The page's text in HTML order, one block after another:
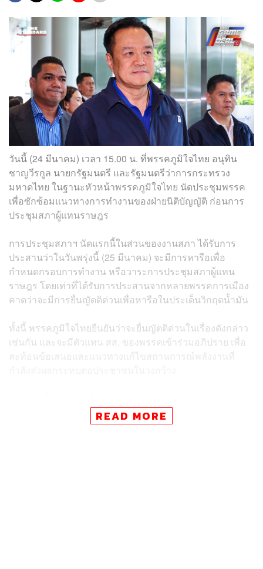
วันนี้ (24 มีนาคม) เวลา 15.00 น. ที่พรรคภูมิใจไทย อนุทิน
ชาญวีรกูล นายกรัฐมนตรี และรัฐมนตรีว่าการกระทรวง
มหาดไทย ในฐานะหัวหน้าพรรคภูมิใจไทย นัดประชุมพรรค
เพื่อซักซ้อมแนวทางการทำงานของฝ่ายนิติบัญญัติ ก่อนการ
ประชุมสภาผู้แทนราษฎร
การประชุมสภาฯ นัดแรกนี้ในส่วนของงานสภา ได้รับการ
ประสานว่าในวันพรุ่งนี้ (25 มีนาคม) จะมีการหารือเพื่อ
กำหนดกรอบการทำงาน หรือวาระการประชุมสภาผู้แทน
ราษฎร โดยเท่าที่ได้รับการประสานจากหลายพรรคการเมือง
คาดว่าจะมีการยื่นญัตติด่วนเพื่อหารือในประเด็นวิกฤตน้ำมัน
ทั้งนี้ พรรคภูมิใจไทยยืนยันว่าจะยื่นญัตติด่วนในเรื่องดังกล่าว
เช่นกัน และจะมีตัวแทน สส. ของพรรคเข้าร่วมอภิปราย เพื่อ
สะท้อนข้อเสนอและแนวทางแก้ไขสถานการณ์พลังงานที่
แทนราษฎร ซึ่งเข้าใจว่าเป็นหนังสือที่ส่งถึงทุกพรรคการเมือง
เพื่อขอความเห็นกรณีมีสมาชิกหารือในที่ประชุมเกี่ยวกับการ
READ MORE